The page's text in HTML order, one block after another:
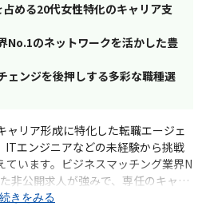
める20代女性特化のキャリア支
No.1のネットワークを活かした豊
ェンジを後押しする多彩な職種選
ャリア形成に特化した転職エージェ
ITエンジニアなどの未経験から挑戦
ています。ビジネスマッチング業界N
非公開求人が強みで、専任のキャリ
の悩みに寄り添い、内定まで無料で
続きをみる